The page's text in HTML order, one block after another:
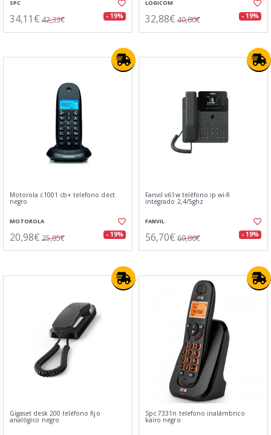
SPC
34,11€ 42,33€ - 19%
LOGICOM
32,88€ 40,80€ - 19%
Motorola c1001 cb+ telefono dect
negro
MOTOROLA
20,98€ 25,85€ - 19%
Fanvil v61w teléfono ip wi-fi
integrado 2,4/5ghz
FANVIL
56,70€ 69,86€ - 19%
Gigaset desk 200 teléfono fijo
analógico negro
Spc 7331n telefono inalámbrico
kairo negro